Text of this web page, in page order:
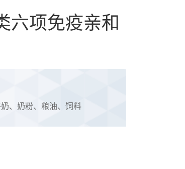
六项免疫亲和
、奶粉、粮油、饲料